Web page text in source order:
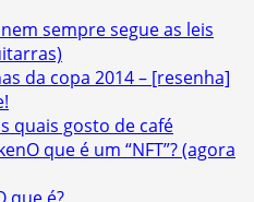
sempre segue as leis
da copa 2014 – [resenha]
quais gosto de café
O que é um “NFT”? (agora